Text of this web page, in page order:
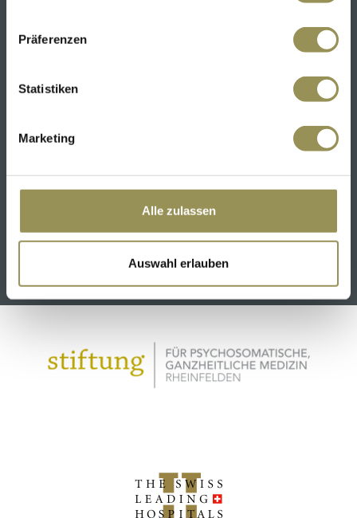
Präferenzen
Statistiken
Marketing
Alle zulassen
Auswahl erlauben
Dr. med. Katharina Gessler, EMBA, Fachärztin
SCHÜTZEN RHEINFELDEN KLINIK & HOTELS
Mehr erfahren